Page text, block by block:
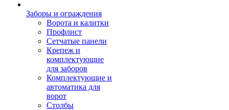
Заборы и ограждения
Ворота и калитки
Профлист
Сетчатые панели
Крепеж и
комплектующие
для заборов
Комплектующие и
автоматика для
ворот
Столбы